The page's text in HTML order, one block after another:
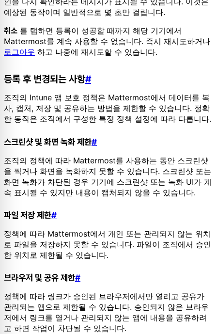
예상된 동작이며 일반적으로 몇 초만 걸립니다.
취소 를 탭하면 등록이 성공할 때까지 해당 기기에서
Mattermost를 계속 사용할 수 없습니다. 즉시 재시도하거나
로그아웃 하고 나중에 재시도할 수 있습니다.
등록 후 변경되는 사항#
조직의 Intune 앱 보호 정책은 Mattermost에서 데이터를 복
사, 캡처, 저장 및 공유하는 방법을 제한할 수 있습니다. 정확
한 동작은 조직에서 구성한 특정 정책 설정에 따라 다릅니다.
스크린샷 및 화면 녹화 제한#
조직의 정책에 따라 Mattermost를 사용하는 동안 스크린샷
을 찍거나 화면을 녹화하지 못할 수 있습니다. 스크린샷 또는
화면 녹화가 차단된 경우 기기에 스크린샷 또는 녹화 UI가 계
속 표시될 수 있지만 내용이 캡처되지 않을 수 있습니다.
파일 저장 제한#
정책에 따라 Mattermost에서 개인 또는 관리되지 않는 위치
로 파일을 저장하지 못할 수 있습니다. 파일이 조직에서 승인
한 위치로 제한될 수 있습니다.
브라우저 및 공유 제한#
정책에 따라 링크가 승인된 브라우저에서만 열리고 공유가
관리되는 앱으로 제한될 수 있습니다. 승인되지 않은 브라우
저에서 링크를 열거나 관리되지 않는 앱에 내용을 공유하려
고 하면 작업이 차단될 수 있습니다.